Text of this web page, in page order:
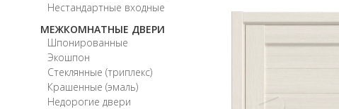
Нестандартные входные
МЕЖКОМНАТНЫЕ ДВЕРИ
Шпонированные
Экошпон
Стеклянные (триплекс)
Крашенные (эмаль)
Недорогие двери